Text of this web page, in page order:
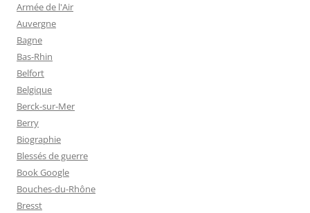
Armée de l'Air
Auvergne
Bagne
Bas-Rhin
Belfort
Belgique
Berck-sur-Mer
Berry
Biographie
Blessés de guerre
Book Google
Bouches-du-Rhône
Bresst